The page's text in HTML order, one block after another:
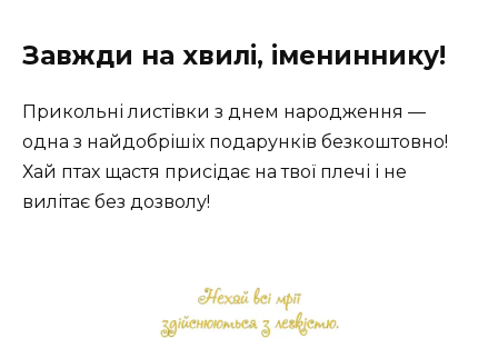
Завжди на хвилі, імениннику!
Прикольні листівки з днем народження —
одна з найдобрішіх подарунків безкоштовно!
Хай птах щастя присідає на твої плечі і не
вилітає без дозволу!